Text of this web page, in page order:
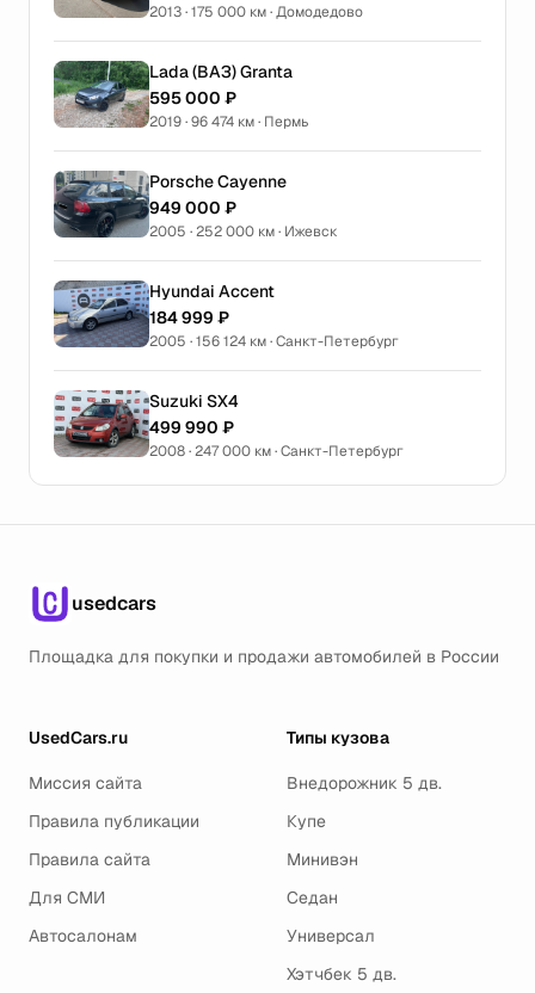
2013 · 175 000 км · Домодедово
Lada (ВАЗ) Granta
595 000 ₽
2019 · 96 474 км · Пермь
Porsche Cayenne
949 000 ₽
2005 · 252 000 км · Ижевск
Hyundai Accent
184 999 ₽
2005 · 156 124 км · Санкт-Петербург
Suzuki SX4
499 990 ₽
2008 · 247 000 км · Санкт-Петербург
usedcars
Площадка для покупки и продажи автомобилей в России
UsedCars.ru
Миссия сайта
Правила публикации
Правила сайта
Для СМИ
Автосалонам
Типы кузова
Внедорожник 5 дв.
Купе
Минивэн
Седан
Универсал
Хэтчбек 5 дв.